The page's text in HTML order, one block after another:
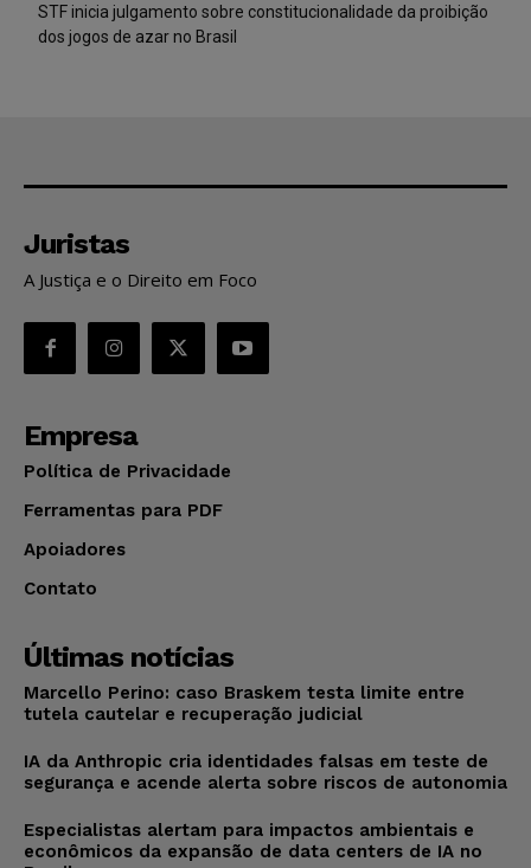
STF inicia julgamento sobre constitucionalidade da proibição
dos jogos de azar no Brasil
Juristas
A Justiça e o Direito em Foco
Empresa
Política de Privacidade
Ferramentas para PDF
Apoiadores
Contato
Últimas notícias
Marcello Perino: caso Braskem testa limite entre
tutela cautelar e recuperação judicial
IA da Anthropic cria identidades falsas em teste de
segurança e acende alerta sobre riscos de autonomia
Especialistas alertam para impactos ambientais e
econômicos da expansão de data centers de IA no